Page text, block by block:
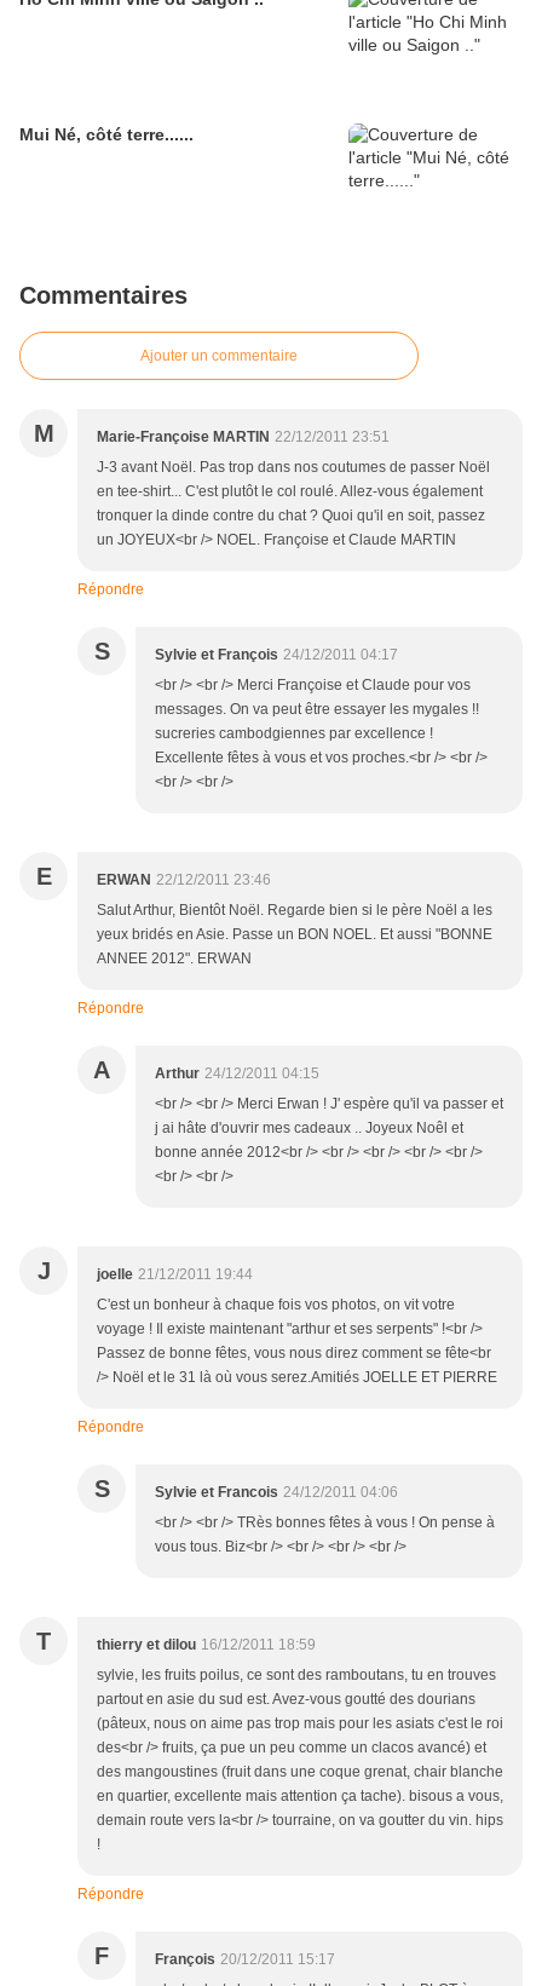
Mui Né, côté terre......
Commentaires
Ajouter un commentaire
M Marie-Françoise MARTIN 22/12/2011 23:51
J-3 avant Noël. Pas trop dans nos coutumes de passer Noël
en tee-shirt... C'est plutôt le col roulé. Allez-vous également
tronquer la dinde contre du chat ? Quoi qu'il en soit, passez
un JOYEUX<br /> NOEL. Françoise et Claude MARTIN
Répondre
S Sylvie et François 24/12/2011 04:17
<br /> <br /> Merci Françoise et Claude pour vos
messages. On va peut être essayer les mygales !!
sucreries cambodgiennes par excellence !
Excellente fêtes à vous et vos proches.<br /> <br />
<br /> <br />
E ERWAN 22/12/2011 23:46
Salut Arthur, Bientôt Noël. Regarde bien si le père Noël a les
yeux bridés en Asie. Passe un BON NOEL. Et aussi "BONNE
ANNEE 2012". ERWAN
Répondre
A Arthur 24/12/2011 04:15
<br /> <br /> Merci Erwan ! J' espère qu'il va passer et
j ai hâte d'ouvrir mes cadeaux .. Joyeux Noêl et
bonne année 2012<br /> <br /> <br /> <br /> <br />
<br /> <br />
J joelle 21/12/2011 19:44
C'est un bonheur à chaque fois vos photos, on vit votre
voyage ! Il existe maintenant "arthur et ses serpents" !<br />
Passez de bonne fêtes, vous nous direz comment se fête<br
/> Noël et le 31 là où vous serez.Amitiés JOELLE ET PIERRE
Répondre
S Sylvie et Francois 24/12/2011 04:06
<br /> <br /> TRès bonnes fêtes à vous ! On pense à
vous tous. Biz<br /> <br /> <br /> <br />
T thierry et dilou 16/12/2011 18:59
sylvie, les fruits poilus, ce sont des ramboutans, tu en trouves
partout en asie du sud est. Avez-vous goutté des dourians
(pâteux, nous on aime pas trop mais pour les asiats c'est le roi
des<br /> fruits, ça pue un peu comme un clacos avancé) et
des mangoustines (fruit dans une coque grenat, chair blanche
en quartier, excellente mais attention ça tache). bisous a vous,
demain route vers la<br /> tourraine, on va goutter du vin. hips
!
Répondre
F François 20/12/2011 15:17